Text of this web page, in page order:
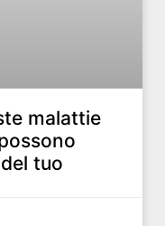
malattie
tuo